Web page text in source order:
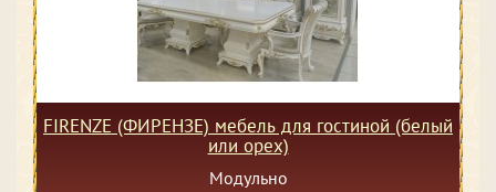
FIRENZE (ФИРЕНЗЕ) мебель для гостиной (белый
или орех)
Модульно